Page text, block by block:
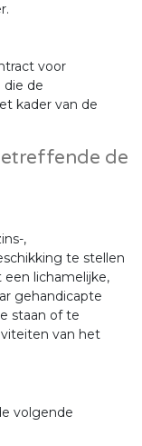
voor
die de
kader van de
de
,
te stellen
lichamelijke,
gehandicapte
staan of te
van het
volgende